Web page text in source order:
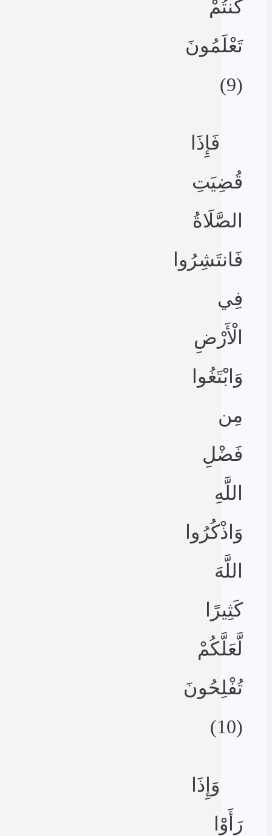
كُنتُمْ
تَعْلَمُونَ
(9)
فَإِذَا
قُضِيَتِ
الصَّلَاةُ
فَانتَشِرُوا
فِي
الْأَرْضِ
وَابْتَغُوا
مِن
فَضْلِ
اللَّهِ
وَاذْكُرُوا
اللَّهَ
كَثِيرًا
لَّعَلَّكُمْ
تُفْلِحُونَ
(10)
وَإِذَا
رَأَوْا